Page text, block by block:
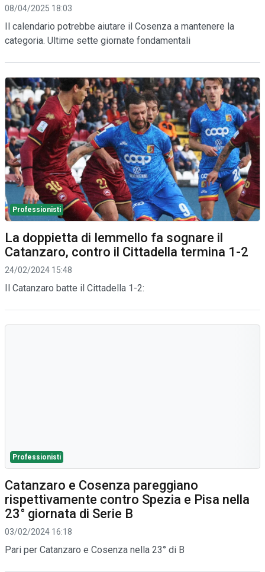
08/04/2025 18:03
Il calendario potrebbe aiutare il Cosenza a mantenere la
categoria. Ultime sette giornate fondamentali
Professionisti
La doppietta di Iemmello fa sognare il
Catanzaro, contro il Cittadella termina 1-2
24/02/2024 15:48
Il Catanzaro batte il Cittadella 1-2:
Professionisti
Catanzaro e Cosenza pareggiano
rispettivamente contro Spezia e Pisa nella
23° giornata di Serie B
03/02/2024 16:18
Pari per Catanzaro e Cosenza nella 23° di B